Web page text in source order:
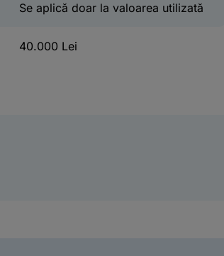
Se aplică doar la valoarea utilizată
40.000 Lei